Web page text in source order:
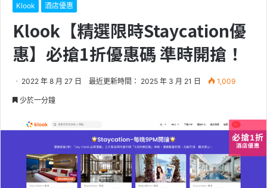
Klook 酒店優惠
Klook【精選限時Staycation優
惠】必搶1折優惠碼 準時開搶！
2022 年 8 月 27 日 最近更新時間： 2025 年 3 月 21 日 1,009
少於一分鐘